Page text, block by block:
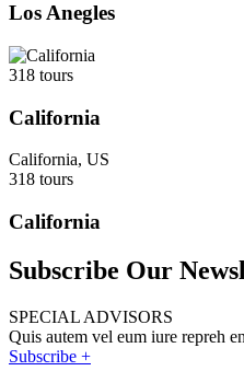
Los Anegles
318 tours
California
California, US
318 tours
California
Subscribe Our
SPECIAL ADVISORS
Quis autem vel eum iure repreh
Subscribe +